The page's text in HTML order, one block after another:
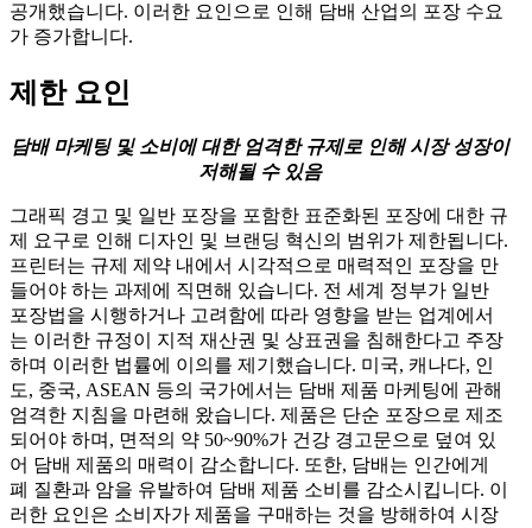
공개했습니다. 이러한 요인으로 인해 담배 산업의 포장 수요
가 증가합니다.
제한 요인
담배 마케팅 및 소비에 대한 엄격한 규제로 인해 시장 성장이
저해될 수 있음
그래픽 경고 및 일반 포장을 포함한 표준화된 포장에 대한 규
제 요구로 인해 디자인 및 브랜딩 혁신의 범위가 제한됩니다.
프린터는 규제 제약 내에서 시각적으로 매력적인 포장을 만
들어야 하는 과제에 직면해 있습니다. 전 세계 정부가 일반
포장법을 시행하거나 고려함에 따라 영향을 받는 업계에서
는 이러한 규정이 지적 재산권 및 상표권을 침해한다고 주장
하며 이러한 법률에 이의를 제기했습니다. 미국, 캐나다, 인
도, 중국, ASEAN 등의 국가에서는 담배 제품 마케팅에 관해
엄격한 지침을 마련해 왔습니다. 제품은 단순 포장으로 제조
되어야 하며, 면적의 약 50~90%가 건강 경고문으로 덮여 있
어 담배 제품의 매력이 감소합니다. 또한, 담배는 인간에게
폐 질환과 암을 유발하여 담배 제품 소비를 감소시킵니다. 이
러한 요인은 소비자가 제품을 구매하는 것을 방해하여 시장